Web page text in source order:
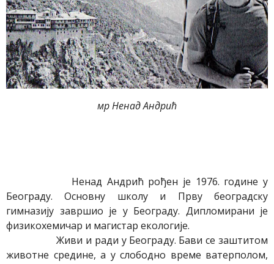
мр Ненад Андрић
Ненад Андрић рођен је 1976. године у
Београду. Основну школу и Прву београдску
гимназију завршио је у Београду. Дипломирани је
физикохемичар и магистар екологије.
Живи и ради у Београду. Бави се заштитом
животне средине, а у слободно време ватерполом,